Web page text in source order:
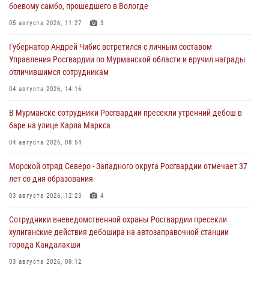
боевому самбо, прошедшего в Вологде
05 августа 2026, 11:27 3
Губернатор Андрей Чибис встретился с личным составом
Управления Росгвардии по Мурманской области и вручил награды
отличившимся сотрудникам
04 августа 2026, 14:16
В Мурманске сотрудники Росгвардии пресекли утренний дебош в
баре на улице Карла Маркса
04 августа 2026, 08:54
Морской отряд Северо - Западного округа Росгвардии отмечает 37
лет со дня образования
03 августа 2026, 12:23 4
Сотрудники вневедомственной охраны Росгвардии пресекли
хулиганские действия дебошира на автозаправочной станции
города Кандалакши
03 августа 2026, 09:12